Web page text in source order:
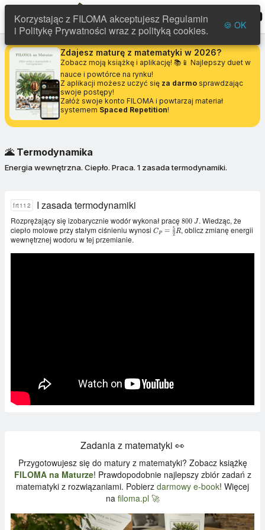
menu FILOMA
Zdajesz maturę z matematyki w 2026?
Zobacz moją książkę i aplikację! 📚📱 Najlepszy duet w
nauce i powtórce na rynku!
Z aplikacji możesz uczyć się za darmo sprawdzając
swoje postępy!
Załóż swoje konto FILOMA i powtarzaj materiał
systemem Spaced Repetition!
🌋 Termodynamika
Energia wewnętrzna. Ciepło. Praca. 1 zasada termodynamiki.
frt112 I zasada termodynamiki
Rozprężający się izobarycznie wodór wykonał pracę 800
\ J
800 J. Wiedząc, że
ciepło molowe przy stałym ciśnieniu wynosi C_P =
CP = 2
5R, oblicz zmianę energii
wewnętrznej wodoru w tej przemianie.
Zadania z matematyki 👀
Przygotowujesz się do matury z matematyki? Zobacz książkę
FILOMA na Maturze! Prawdopodobnie najlepszy zbiór zadań z
matematyki z rozwiązaniami. Pobierz darmowy e-book! Więcej
na filoma.pl 🚀
Korzystając z FILOMA akceptujesz Regulamin
i Politykę Prywatności wraz z polityką cookies.
🍪 OK